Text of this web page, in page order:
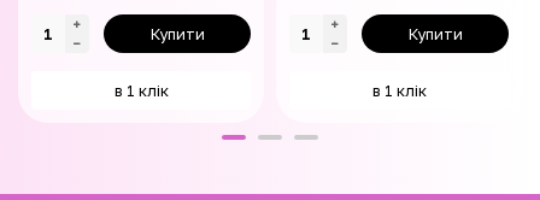
Купити
в 1 клік
Купити
в 1 клік